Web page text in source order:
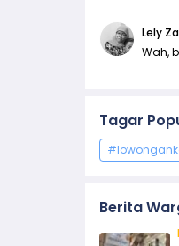
Lely
Wah,
Tagar
Berita